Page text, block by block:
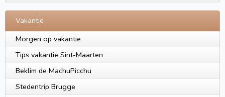
Vakantie
Morgen op vakantie
Tips vakantie Sint-Maarten
Beklim de MachuPicchu
Stedentrip Brugge